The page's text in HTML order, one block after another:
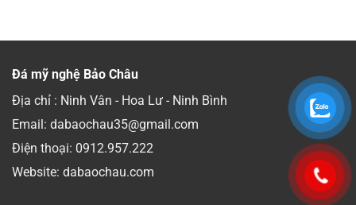
Đá mỹ nghệ Bảo Châu
Địa chỉ : Ninh Vân - Hoa Lư - Ninh Bình
Email: dabaochau35@gmail.com
Điện thoại: 0912.957.222
Website: dabaochau.com